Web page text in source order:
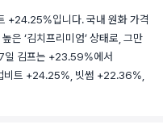
+24.25%입니다. 국내 원화 가격
은 ‘김치프리미엄’ 상태로, 그만
일 김프는 +23.59%에서
비트 +24.25%, 빗썸 +22.36%,